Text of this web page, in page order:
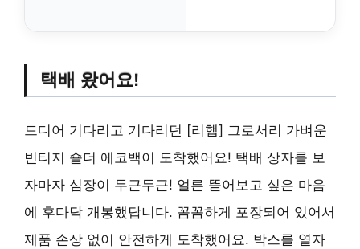
택배 왔어요!
드디어 기다리고 기다리던 [리햅] 그로서리 가벼운
빈티지 숄더 에코백이 도착했어요! 택배 상자를 보
자마자 심장이 두근두근! 얼른 뜯어보고 싶은 마음
에 후다닥 개봉했답니다. 꼼꼼하게 포장되어 있어서
제품 손상 없이 안전하게 도착했어요. 박스를 열자